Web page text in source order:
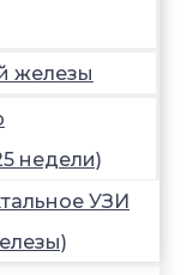
железы
недели)
УЗИ